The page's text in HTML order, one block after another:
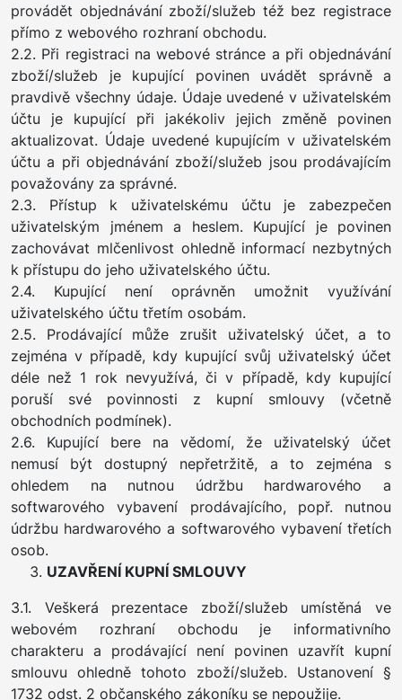
provádět objednávání zboží/služeb též bez registrace
přímo z webového rozhraní obchodu.
2.2. Při registraci na webové stránce a při objednávání
zboží/služeb je kupující povinen uvádět správně a
pravdivě všechny údaje. Údaje uvedené v uživatelském
účtu je kupující při jakékoliv jejich změně povinen
aktualizovat. Údaje uvedené kupujícím v uživatelském
účtu a při objednávání zboží/služeb jsou prodávajícím
považovány za správné.
2.3. Přístup k uživatelskému účtu je zabezpečen
uživatelským jménem a heslem. Kupující je povinen
zachovávat mlčenlivost ohledně informací nezbytných
k přístupu do jeho uživatelského účtu.
2.4. Kupující není oprávněn umožnit využívání
uživatelského účtu třetím osobám.
2.5. Prodávající může zrušit uživatelský účet, a to
zejména v případě, kdy kupující svůj uživatelský účet
déle než 1 rok nevyužívá, či v případě, kdy kupující
poruší své povinnosti z kupní smlouvy (včetně
obchodních podmínek).
2.6. Kupující bere na vědomí, že uživatelský účet
nemusí být dostupný nepřetržitě, a to zejména s
ohledem na nutnou údržbu hardwarového a
softwarového vybavení prodávajícího, popř. nutnou
údržbu hardwarového a softwarového vybavení třetích
osob.
UZAVŘENÍ KUPNÍ SMLOUVY
3.1. Veškerá prezentace zboží/služeb umístěná ve
webovém rozhraní obchodu je informativního
charakteru a prodávající není povinen uzavřít kupní
smlouvu ohledně tohoto zboží/služeb. Ustanovení §
1732 odst. 2 občanského zákoníku se nepoužije.